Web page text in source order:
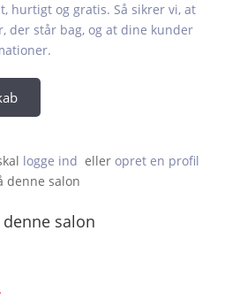
hurtigt og gratis. Så sikrer vi, at
der står bag, og at dine kunder
logge ind eller opret en profil
på denne salon
salon